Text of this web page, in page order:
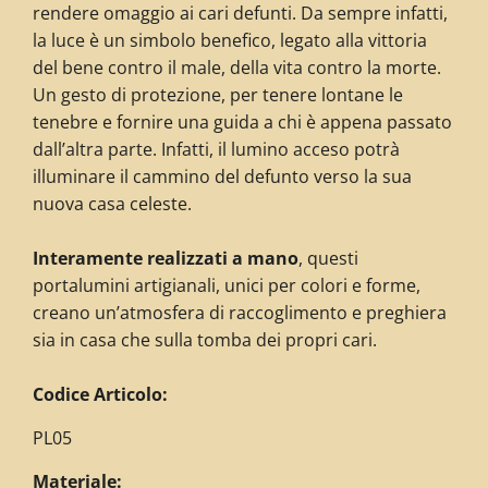
rendere omaggio ai cari defunti. Da sempre infatti,
la luce è un simbolo benefico, legato alla vittoria
del bene contro il male, della vita contro la morte.
Un gesto di protezione, per tenere lontane le
tenebre e fornire una guida a chi è appena passato
dall’altra parte. Infatti, il lumino acceso potrà
illuminare il cammino del defunto verso la sua
nuova casa celeste.
Interamente realizzati a mano, questi
portalumini artigianali, unici per colori e forme,
creano un’atmosfera di raccoglimento e preghiera
sia in casa che sulla tomba dei propri cari.
Codice Articolo:
PL05
Materiale: